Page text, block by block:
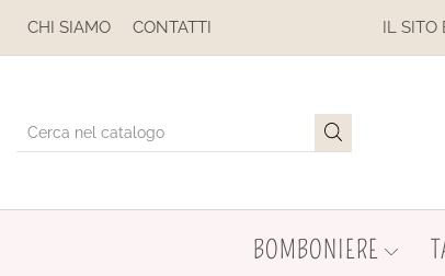
CHI SIAMO CONTATTI IL SITO È IN
BOMBONIERE